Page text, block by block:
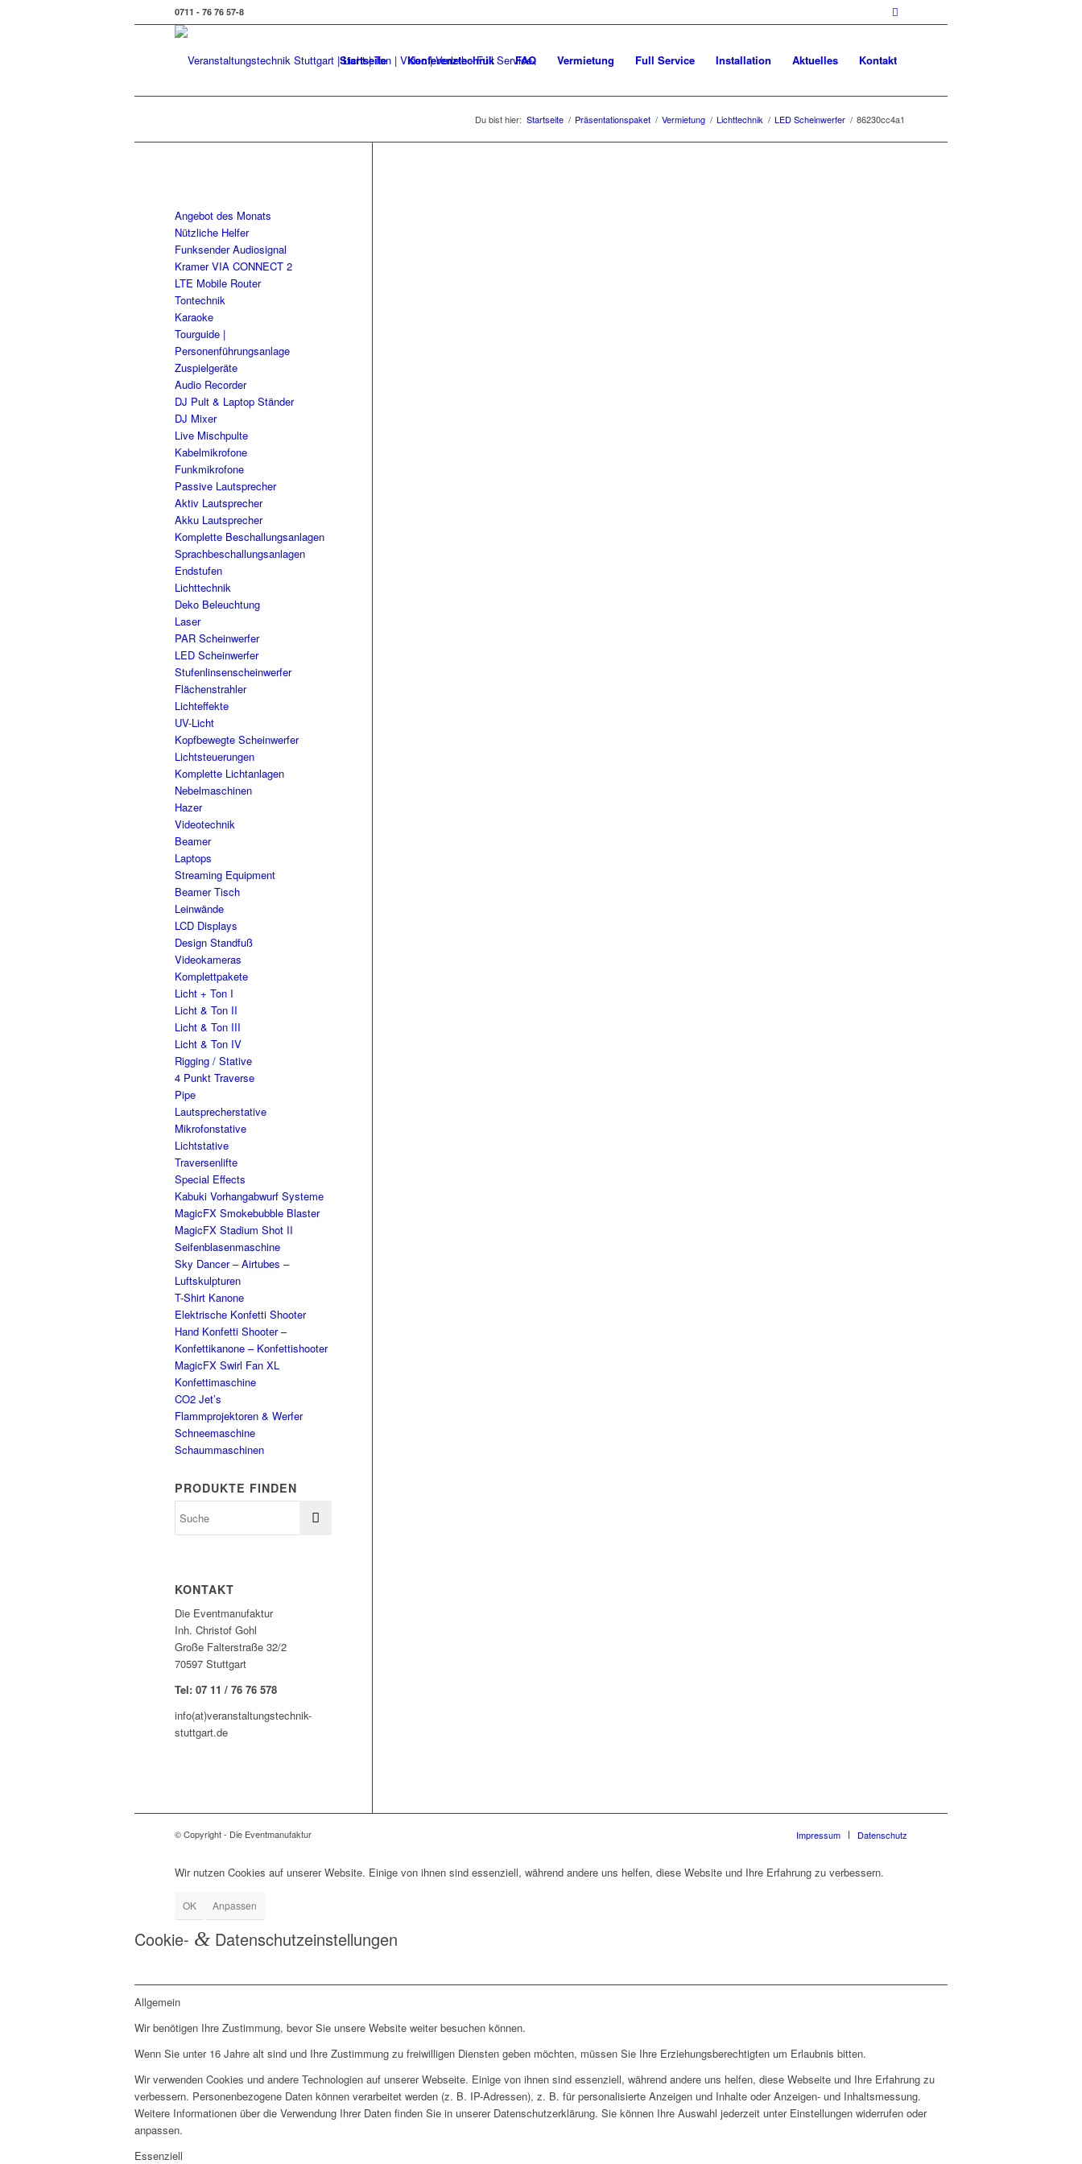
0711 - 76 76 57-8
Startseite Konferenztechnik FAQ Vermietung Full Service Installation Aktuelles Kontakt
Du bist hier: Startseite / Präsentationspaket / Vermietung / Lichttechnik / LED Scheinwerfer / 86230cc4a1
Angebot des Monats
Nützliche Helfer
Funksender Audiosignal
Kramer VIA CONNECT 2
LTE Mobile Router
Tontechnik
Karaoke
Tourguide |
Personenführungsanlage
Zuspielgeräte
Audio Recorder
DJ Pult & Laptop Ständer
DJ Mixer
Live Mischpulte
Kabelmikrofone
Funkmikrofone
Passive Lautsprecher
Aktiv Lautsprecher
Akku Lautsprecher
Komplette Beschallungsanlagen
Sprachbeschallungsanlagen
Endstufen
Lichttechnik
Deko Beleuchtung
Laser
PAR Scheinwerfer
LED Scheinwerfer
Stufenlinsenscheinwerfer
Flächenstrahler
Lichteffekte
UV-Licht
Kopfbewegte Scheinwerfer
Lichtsteuerungen
Komplette Lichtanlagen
Nebelmaschinen
Hazer
Videotechnik
Beamer
Laptops
Streaming Equipment
Beamer Tisch
Leinwände
LCD Displays
Design Standfuß
Videokameras
Komplettpakete
Licht + Ton I
Licht & Ton II
Licht & Ton III
Licht & Ton IV
Rigging / Stative
4 Punkt Traverse
Pipe
Lautsprecherstative
Mikrofonstative
Lichtstative
Traversenlifte
Special Effects
Kabuki Vorhangabwurf Systeme
MagicFX Smokebubble Blaster
MagicFX Stadium Shot II
Seifenblasenmaschine
Sky Dancer – Airtubes –
Luftskulpturen
T-Shirt Kanone
Elektrische Konfetti Shooter
Hand Konfetti Shooter –
Konfettikanone – Konfettishooter
MagicFX Swirl Fan XL
Konfettimaschine
CO2 Jet’s
Flammprojektoren & Werfer
Schneemaschine
Schaummaschinen
PRODUKTE FINDEN
KONTAKT
Die Eventmanufaktur
Inh. Christof Gohl
Große Falterstraße 32/2
70597 Stuttgart
Tel: 07 11 / 76 76 578
info(at)veranstaltungstechnik-
stuttgart.de
© Copyright - Die Eventmanufaktur Impressum Datenschutz
Wir nutzen Cookies auf unserer Website. Einige von ihnen sind essenziell, während andere uns helfen, diese Website und Ihre Erfahrung zu verbessern.
OK Anpassen
Cookie- & Datenschutzeinstellungen
Allgemein
Wir benötigen Ihre Zustimmung, bevor Sie unsere Website weiter besuchen können.
Wenn Sie unter 16 Jahre alt sind und Ihre Zustimmung zu freiwilligen Diensten geben möchten, müssen Sie Ihre Erziehungsberechtigten um Erlaubnis bitten.
Wir verwenden Cookies und andere Technologien auf unserer Webseite. Einige von ihnen sind essenziell, während andere uns helfen, diese Webseite und Ihre Erfahrung zu
verbessern. Personenbezogene Daten können verarbeitet werden (z. B. IP-Adressen), z. B. für personalisierte Anzeigen und Inhalte oder Anzeigen- und Inhaltsmessung.
Weitere Informationen über die Verwendung Ihrer Daten finden Sie in unserer Datenschutzerklärung. Sie können Ihre Auswahl jederzeit unter Einstellungen widerrufen oder
anpassen.
Essenziell